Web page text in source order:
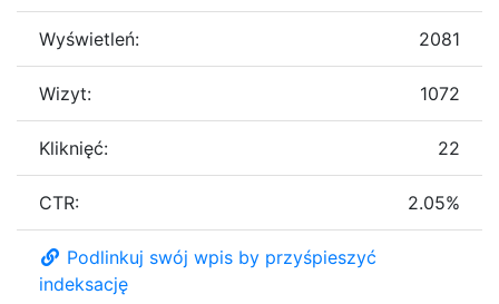
Wyświetleń: 2081
Wizyt: 1072
Kliknięć: 22
CTR: 2.05%
Podlinkuj swój wpis by przyśpieszyć
indeksację